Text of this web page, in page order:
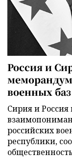
Россия и
военных баз
Сирия и
российских
республики,